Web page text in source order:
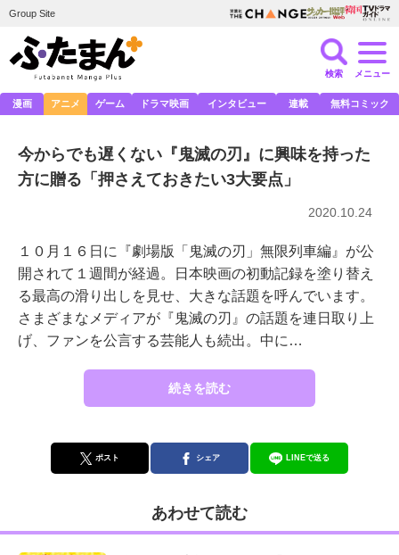
Group Site
検索 メニュー
漫画 アニメ ゲーム ドラマ映画 インタビュー 連載 無料コミック
今からでも遅くない『鬼滅の刃』に興味を持った
方に贈る「押さえておきたい3大要点」
2020.10.24
１０月１６日に『劇場版「鬼滅の刃」無限列車編』が公
開されて１週間が経過。日本映画の初動記録を塗り替え
る最高の滑り出しを見せ、大きな話題を呼んでいます。
さまざまなメディアが『鬼滅の刃』の話題を連日取り上
げ、ファンを公言する芸能人も続出。中に…
続きを読む
ポスト シェア LINEで送る
あわせて読む